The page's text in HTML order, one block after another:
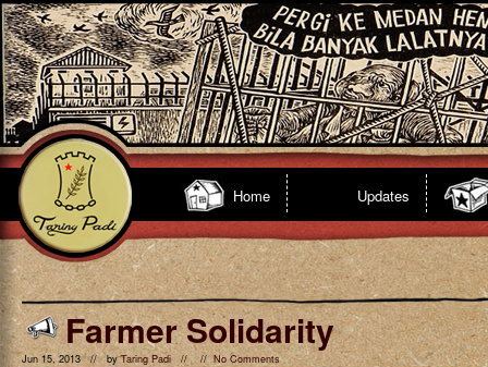
Home Updates
Farmer Solidarity
Jun 15, 2013 // byTaring Padi// //No Comments